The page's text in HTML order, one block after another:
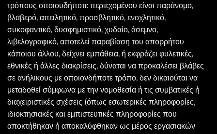
τρόπους οποιουδήποτε περιεχομένου είναι παράνομο,
βλαβερό, απειλητικό, προσβλητικό, ενοχλητικό,
συκοφαντικό, δυσφημιστικό, χυδαίο, άσεμνο,
λιβελογραφικό, αποτελεί παραβίαση του απορρήτου
κάποιου άλλου, δείχνει εμπάθεια, ή εκφράζει φυλετικές,
εθνικές ή άλλες διακρίσεις, δύναται να προκαλέσει βλάβες
σε ανήλικους με οποιονδήποτε τρόπο, δεν δικαιούται να
μεταδοθεί σύμφωνα με την νομοθεσία ή τις συμβατικές ή
διαχειριστικές σχέσεις (όπως εσωτερικές πληροφορίες,
ιδιοκτησιακές και εμπιστευτικές πληροφορίες που
αποκτήθηκαν ή αποκαλύφθηκαν ως μέρος εργασιακών